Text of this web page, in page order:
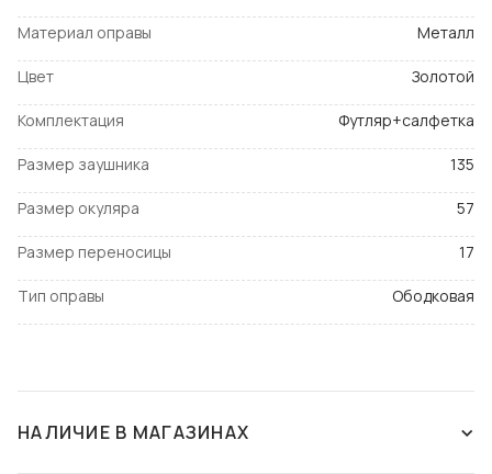
Материал оправы Металл
Цвет Золотой
Комплектация Футляр+салфетка
Размер заушника 135
Размер окуляра 57
Размер переносицы 17
Тип оправы Ободковая
НАЛИЧИЕ В МАГАЗИНАХ